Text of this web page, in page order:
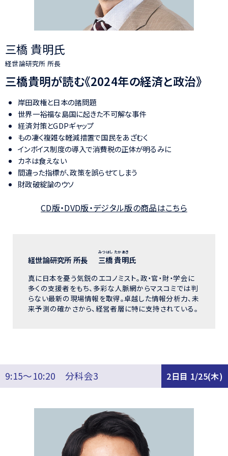
三橋 貴明氏
経世論研究所 所長
三橋貴明が読む《2024年の経済と政治》
岸田政権と日本の諸問題
世界一裕福な島国に起きた不可解な事件
経済対策とGDPギャップ
もの凄く複雑な軽減措置で国民をあざむく
インボイス制度の導入で消費税の正体が明るみに
カネは食えない
間違った指標が、政策を誤らせてしまう
財政破綻論のウソ
CD版・DVD版・デジタル版の商品はこちら
経世論研究所 所長 三橋 貴明
みつはし たかあき
氏
真に日本を憂う気鋭のエコノミスト。政・官・財・学会に
多くの支援者をもち、多彩な人脈網からマスコミでは判
らない最新の現場情報を取得。卓越した情報分析力、未
来予測の確かさから、経営者層に特に支持されている。
9:15～10:20 分科会3 2日目 1/25(木)